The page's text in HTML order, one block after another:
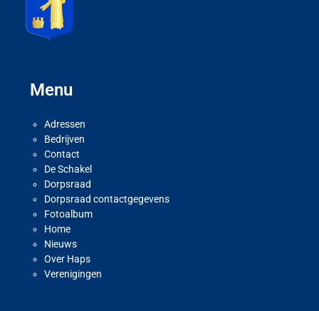
Menu
Adressen
Bedrijven
Contact
De Schakel
Dorpsraad
Dorpsraad contactgegevens
Fotoalbum
Home
Nieuws
Over Haps
Verenigingen